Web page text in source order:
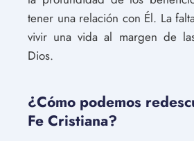
tener una relación con Él. La
vivir una vida al margen de
Dios.
¿Cómo podemos
Fe Cristiana?